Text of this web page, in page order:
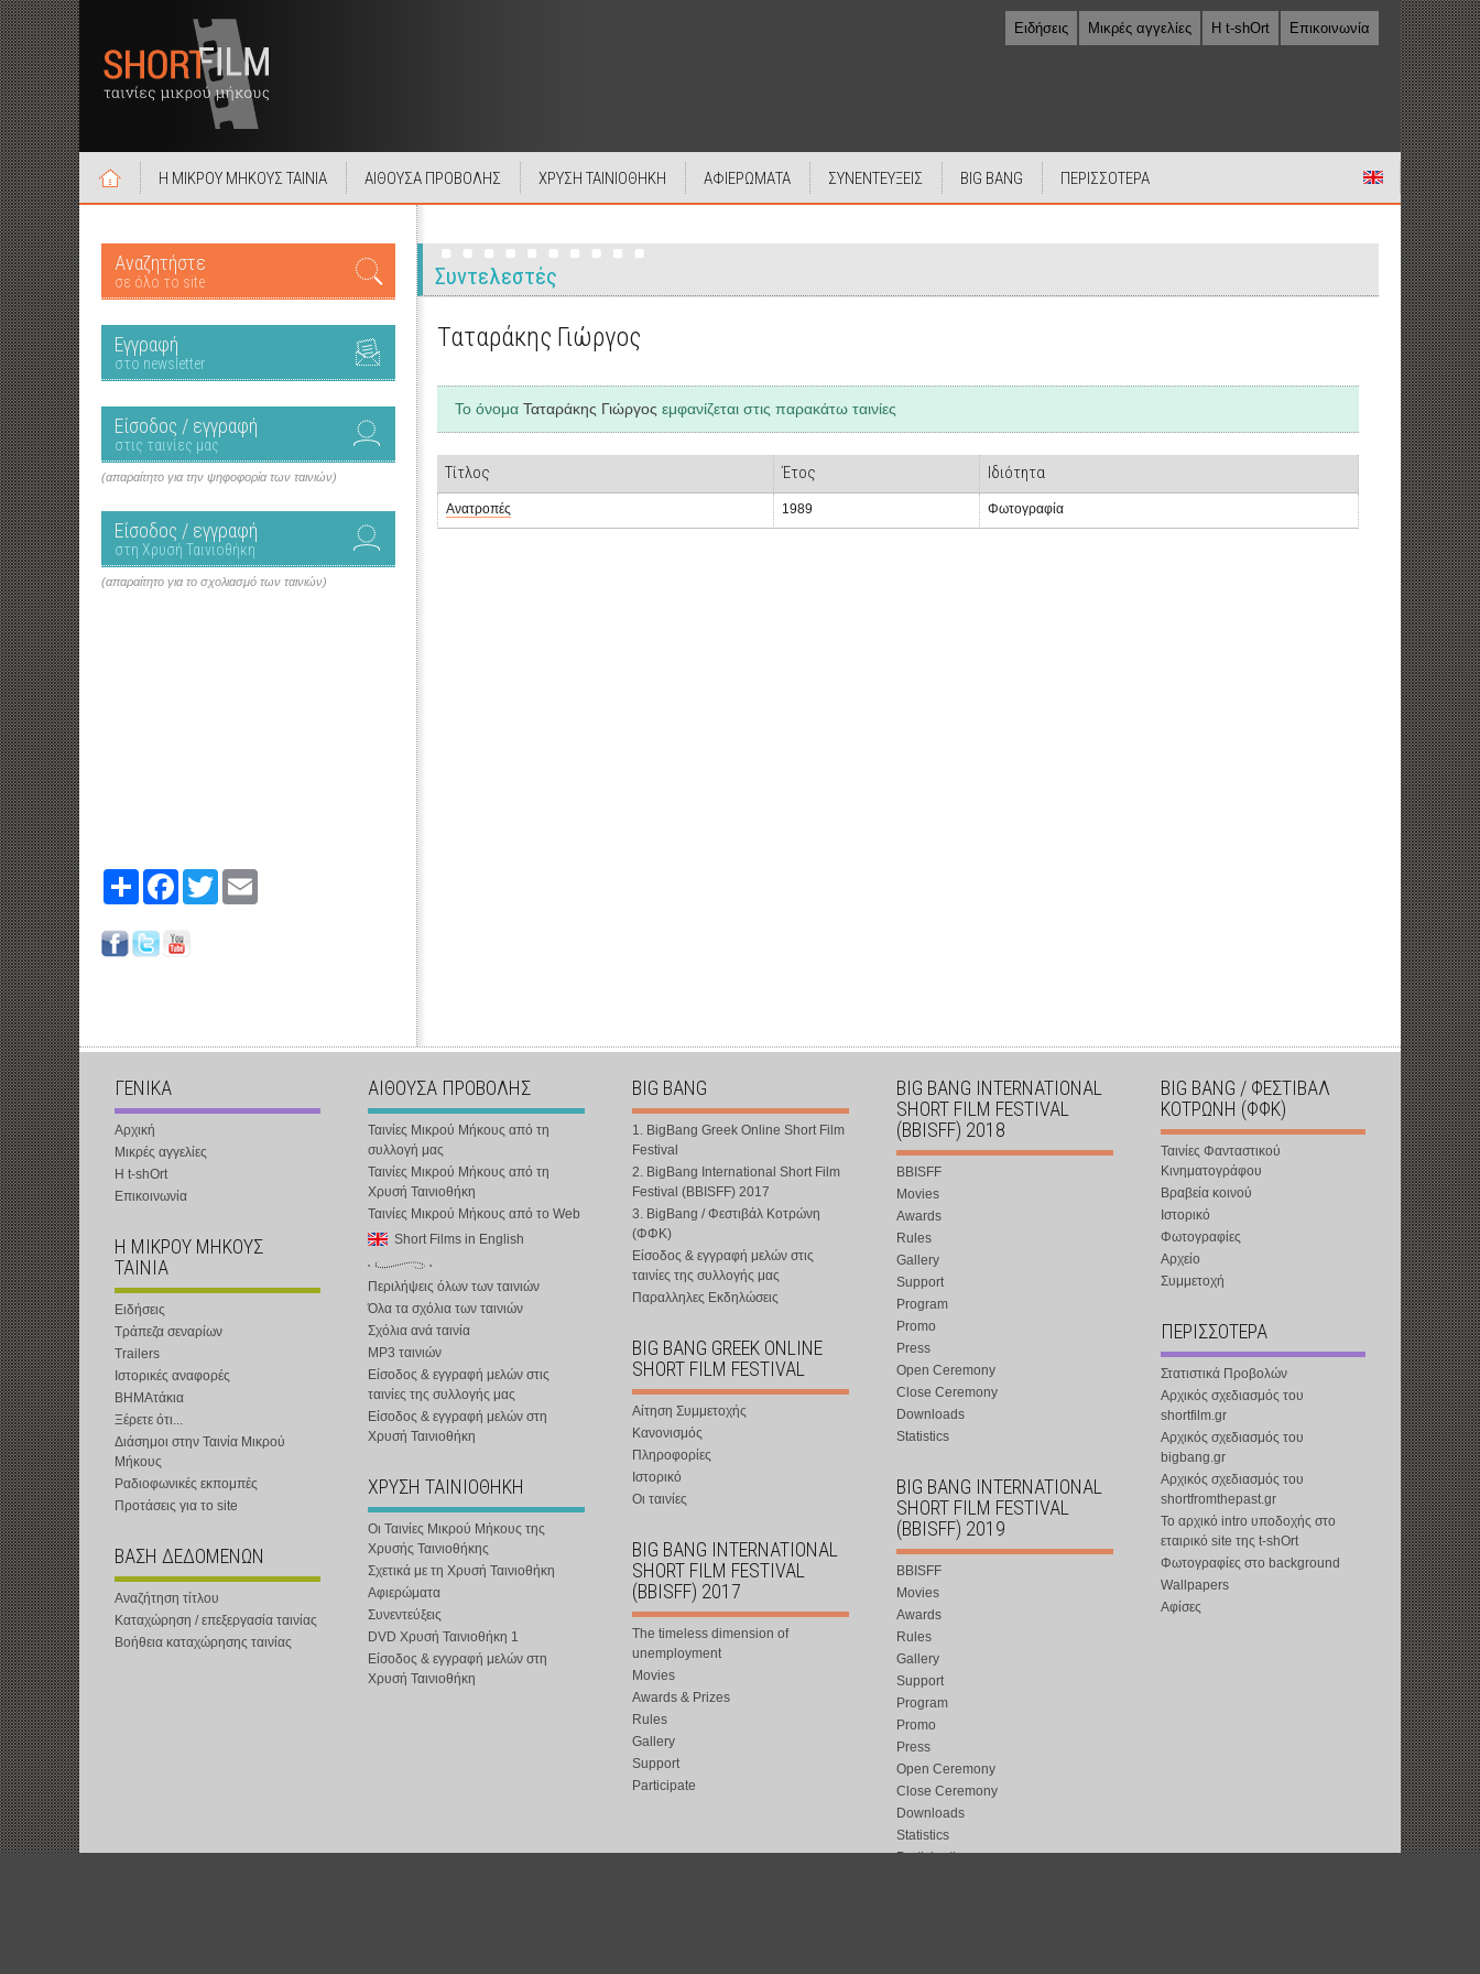
Ειδήσεις Μικρές αγγελίες Η t-shOrt Επικοινωνία
Η ΜΙΚΡΟΥ ΜΗΚΟΥΣ ΤΑΙΝΙΑ ΑΙΘΟΥΣΑ ΠΡΟΒΟΛΗΣ ΧΡΥΣΗ ΤΑΙΝΙΟΘΗΚΗ ΑΦΙΕΡΩΜΑΤΑ ΣΥΝΕΝΤΕΥΞΕΙΣ BIG BANG ΠΕΡΙΣΣΟΤΕΡΑ
Αναζητήστε
σε όλο το site
Εγγραφή
στο newsletter
Είσοδος / εγγραφή
στις ταινίες μας
(απαραίτητο για την ψηφοφορία των ταινιών)
Είσοδος / εγγραφή
στη Χρυσή Ταινιοθήκη
(απαραίτητο για το σχολιασμό των ταινιών)
Share FacebookTwitter
Συντελεστές
Ταταράκης Γιώργος
Το όνομα Ταταράκης Γιώργος εμφανίζεται στις παρακάτω ταινίες
Τίτλος Έτος Ιδιότητα
Ανατροπές 1989 Φωτογραφία
ΓΕΝΙΚΑ
Αρχική
Μικρές αγγελίες
Η t-shOrt
Επικοινωνία
Η ΜΙΚΡΟΥ ΜΗΚΟΥΣ
ΤΑΙΝΙΑ
Ειδήσεις
Τράπεζα σεναρίων
Trailers
Ιστορικές αναφορές
ΒΗΜΑτάκια
Ξέρετε ότι...
Διάσημοι στην Ταινία Μικρού
Μήκους
Ραδιοφωνικές εκπομπές
Προτάσεις για το site
ΒΑΣΗ ΔΕΔΟΜΕΝΩΝ
Αναζήτηση τίτλου
Καταχώρηση / επεξεργασία ταινίας
Βοήθεια καταχώρησης ταινίας
ΑΙΘΟΥΣΑ ΠΡΟΒΟΛΗΣ
Ταινίες Μικρού Μήκους από τη
συλλογή μας
Ταινίες Μικρού Μήκους από τη
Χρυσή Ταινιοθήκη
Ταινίες Μικρού Μήκους από το Web
Short Films in English
Περιλήψεις όλων των ταινιών
Όλα τα σχόλια των ταινιών
Σχόλια ανά ταινία
MP3 ταινιών
Είσοδος & εγγραφή μελών στις
ταινίες της συλλογής μας
Είσοδος & εγγραφή μελών στη
Χρυσή Ταινιοθήκη
ΧΡΥΣΗ ΤΑΙΝΙΟΘΗΚΗ
Οι Ταινίες Μικρού Μήκους της
Χρυσής Ταινιοθήκης
Σχετικά με τη Χρυσή Ταινιοθήκη
Αφιερώματα
Συνεντεύξεις
DVD Χρυσή Ταινιοθήκη 1
Είσοδος & εγγραφή μελών στη
Χρυσή Ταινιοθήκη
BIG BANG
1. BigBang Greek Online Short Film
Festival
2. BigBang International Short Film
Festival (BBISFF) 2017
3. BigBang / Φεστιβάλ Κοτρώνη
(ΦΦΚ)
Είσοδος & εγγραφή μελών στις
ταινίες της συλλογής μας
Παραλληλες Εκδηλώσεις
BIG BANG GREEK ONLINE
SHORT FILM FESTIVAL
Αίτηση Συμμετοχής
Κανονισμός
Πληροφορίες
Ιστορικό
Οι ταινίες
BIG BANG INTERNATIONAL
SHORT FILM FESTIVAL
(BBISFF) 2017
The timeless dimension of
unemployment
Movies
Awards & Prizes
Rules
Gallery
Support
Participate
BIG BANG INTERNATIONAL
SHORT FILM FESTIVAL
(BBISFF) 2018
BBISFF
Movies
Awards
Rules
Gallery
Support
Program
Promo
Press
Open Ceremony
Close Ceremony
Downloads
Statistics
BIG BANG INTERNATIONAL
SHORT FILM FESTIVAL
(BBISFF) 2019
BBISFF
Movies
Awards
Rules
Gallery
Support
Program
Promo
Press
Open Ceremony
Close Ceremony
Downloads
Statistics
Participation
BIG BANG / ΦΕΣΤΙΒΑΛ
ΚΟΤΡΩΝΗ (ΦΦΚ)
Ταινίες Φανταστικού
Κινηματογράφου
Βραβεία κοινού
Ιστορικό
Φωτογραφίες
Αρχείο
Συμμετοχή
ΠΕΡΙΣΣΟΤΕΡΑ
Στατιστικά Προβολών
Αρχικός σχεδιασμός του
shortfilm.gr
Αρχικός σχεδιασμός του
bigbang.gr
Αρχικός σχεδιασμός του
shortfromthepast.gr
Το αρχικό intro υποδοχής στο
εταιρικό site της t-shOrt
Φωτογραφίες στο background
Wallpapers
Αφίσες